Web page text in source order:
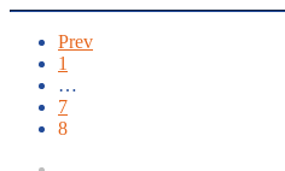
Prev
1
…
7
8